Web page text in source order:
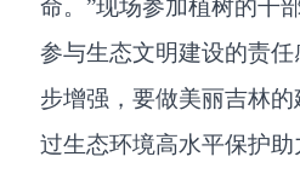
命。”现场参加植树的干
参与生态文明建设的责
步增强，要做美丽吉林
过生态环境高水平保护助